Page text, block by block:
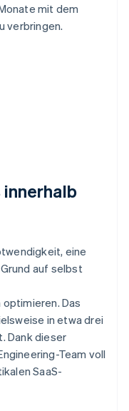
mit dem
verbringen.
eine
auf selbst
Das
in etwa drei
Dank dieser
Team voll
SaaS-